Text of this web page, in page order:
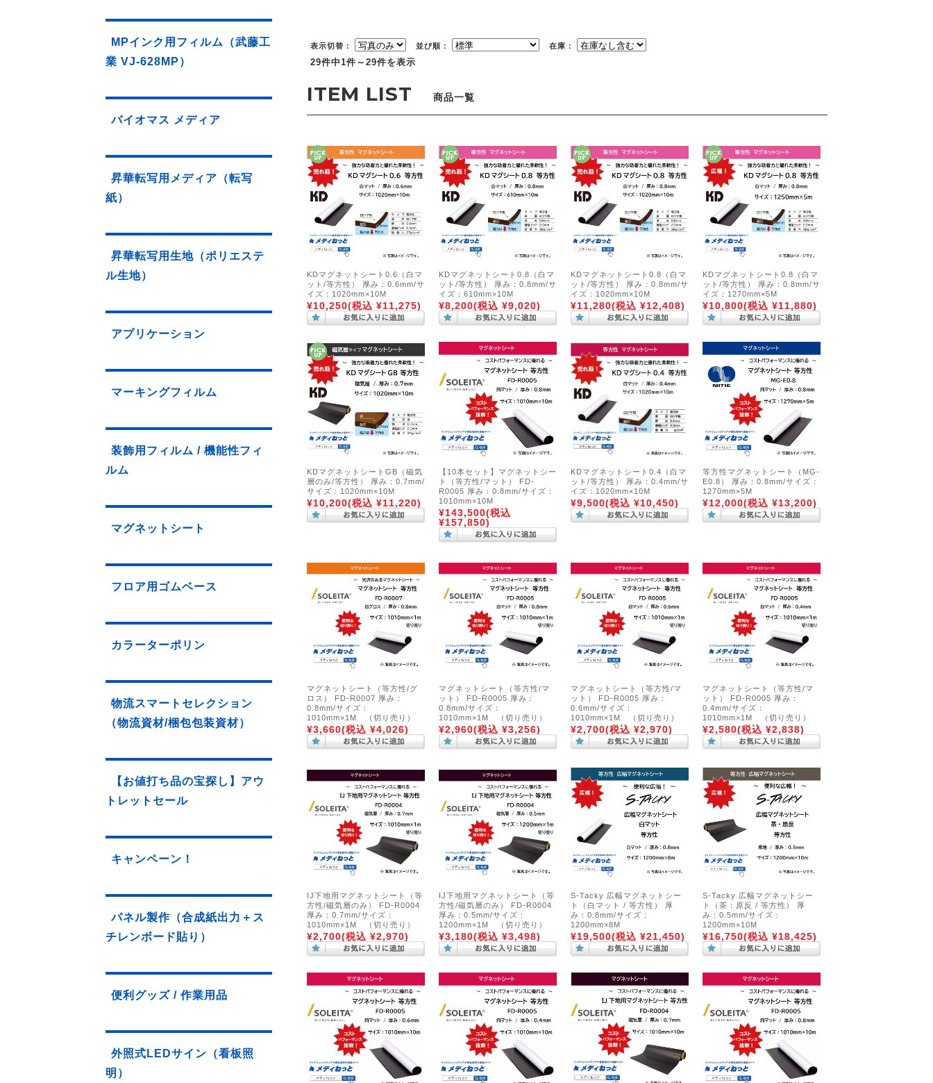
表示切替： 並び順： 在庫：
29件中1件～29件を表示
商品一覧
KDマグネットシート0.6（白マ
ット/等方性） 厚み：0.6mm/サ
イズ：1020mm×10M
¥10,250(税込 ¥11,275)
KDマグネットシート0.8（白マ
ット/等方性） 厚み：0.8mm/サ
イズ：610mm×10M
¥8,200(税込 ¥9,020)
KDマグネットシート0.8（白マ
ット/等方性） 厚み：0.8mm/サ
イズ：1020mm×10M
¥11,280(税込 ¥12,408)
KDマグネットシート0.8（白マ
ット/等方性） 厚み：0.8mm/サ
イズ：1270mm×5M
¥10,800(税込 ¥11,880)
KDマグネットシートGB（磁気
層のみ/等方性） 厚み：0.7mm/
サイズ：1020mm×10M
¥10,200(税込 ¥11,220)
【10本セット】マグネットシー
ト（等方性/マット） FD-
R0005 厚み：0.8mm/サイズ：
1010mm×10M
¥143,500(税込
¥157,850)
KDマグネットシート0.4（白マ
ット/等方性） 厚み：0.4mm/サ
イズ：1020mm×10M
¥9,500(税込 ¥10,450)
等方性マグネットシート（MG-
E0.8） 厚み：0.8mm/サイズ：
1270mm×5M
¥12,000(税込 ¥13,200)
マグネットシート（等方性/グ
ロス） FD-R0007 厚み：
0.8mm/サイズ：
1010mm×1M （切り売り）
¥3,660(税込 ¥4,026)
マグネットシート（等方性/マ
ット） FD-R0005 厚み：
0.8mm/サイズ：
1010mm×1M （切り売り）
¥2,960(税込 ¥3,256)
マグネットシート（等方性/マ
ット） FD-R0005 厚み：
0.6mm/サイズ：
1010mm×1M （切り売り）
¥2,700(税込 ¥2,970)
マグネットシート（等方性/マ
ット） FD-R0005 厚み：
0.4mm/サイズ：
1010mm×1M （切り売り）
¥2,580(税込 ¥2,838)
IJ下地用マグネットシート（等
方性/磁気層のみ） FD-R0004
厚み：0.7mm/サイズ：
1010mm×1M （切り売り）
¥2,700(税込 ¥2,970)
IJ下地用マグネットシート（等
方性/磁気層のみ） FD-R0004
厚み：0.5mm/サイズ：
1200mm×1M （切り売り）
¥3,180(税込 ¥3,498)
S-Tacky 広幅マグネットシー
ト（白マット / 等方性） 厚
み：0.8mm/サイズ：
1200mm×8M
¥19,500(税込 ¥21,450)
S-Tacky 広幅マグネットシー
ト（茶：原反 / 等方性） 厚
み：0.5mm/サイズ：
1200mm×10M
¥16,750(税込 ¥18,425)
MPインク用フィルム（武藤工
業 VJ-628MP）
バイオマス メディア
昇華転写用メディア（転写
紙）
昇華転写用生地（ポリエステ
ル生地）
アプリケーション
マーキングフィルム
装飾用フィルム / 機能性フィ
ルム
マグネットシート
フロア用ゴムベース
カラーターポリン
物流スマートセレクション
（物流資材/梱包包装資材）
【お値打ち品の宝探し】アウ
トレットセール
キャンペーン！
パネル製作（合成紙出力＋ス
チレンボード貼り）
便利グッズ / 作業用品
外照式LEDサイン（看板照
明）